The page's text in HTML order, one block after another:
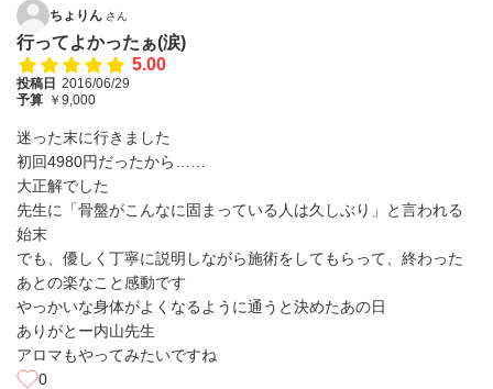
ちょりん さん
行ってよかったぁ(涙)
5.00
投稿日 2016/06/29
予算 ￥9,000
迷った末に行きました
初回4980円だったから……
大正解でした
先生に「骨盤がこんなに固まっている人は久しぶり」と言われる
始末
でも、優しく丁寧に説明しながら施術をしてもらって、終わった
あとの楽なこと感動です
やっかいな身体がよくなるように通うと決めたあの日
ありがとー内山先生
アロマもやってみたいですね
0